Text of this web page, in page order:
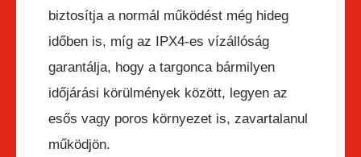
biztosítja a normál működést még hideg
időben is, míg az IPX4-es vízállóság
garantálja, hogy a targonca bármilyen
időjárási körülmények között, legyen az
esős vagy poros környezet is, zavartalanul
működjön.